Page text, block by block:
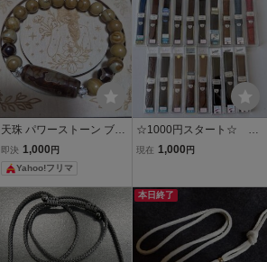
天珠 パワーストーン ブレ
スレット 天然石 木紋石内
径約15cm
即決 1,000 円
Yahoo!フリマ
☆1000円スタート☆ メ
ンズ用 皮ベルト 18本
現在 1,000 円
本日終了